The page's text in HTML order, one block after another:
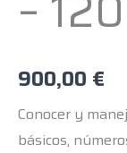
900,00 €
Conocer y
básicos,
120
cantidad